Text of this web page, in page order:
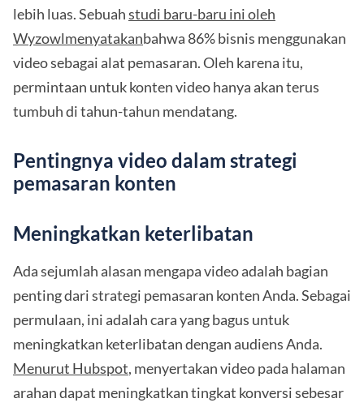
lebih luas. Sebuahstudi baru-baru ini oleh
Wyzowlmenyatakanbahwa 86% bisnis menggunakan
video sebagai alat pemasaran. Oleh karena itu,
permintaan untuk konten video hanya akan terus
tumbuh di tahun-tahun mendatang.
Pentingnya video dalam strategi
pemasaran konten
Meningkatkan keterlibatan
Ada sejumlah alasan mengapa video adalah bagian
penting dari strategi pemasaran konten Anda. Sebagai
permulaan, ini adalah cara yang bagus untuk
meningkatkan keterlibatan dengan audiens Anda.
Menurut Hubspot, menyertakan video pada halaman
arahan dapat meningkatkan tingkat konversi sebesar